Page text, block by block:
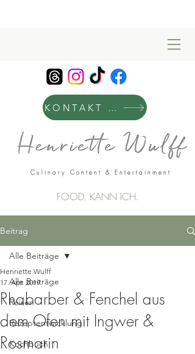
KONTAKT & MANAGEMENT
Culinary Content & Entertainment
FOOD. KANN ICH.
Beitrag
Alle Beiträge
Reisen
Rezeptentwicklung
Kochbuch
Alle Beiträge
Rhabarber & Fenchel aus
dem Ofen mit Ingwer &
Rosmarin
Henriette Wulff
17. Apr. 2019